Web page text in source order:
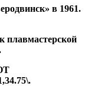
в 1961.
плавмастерской